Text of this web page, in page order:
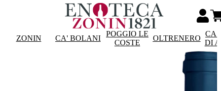
ZONIN CA' BOLANI
POGGIO LE
COSTE
OLTRENERO
DI